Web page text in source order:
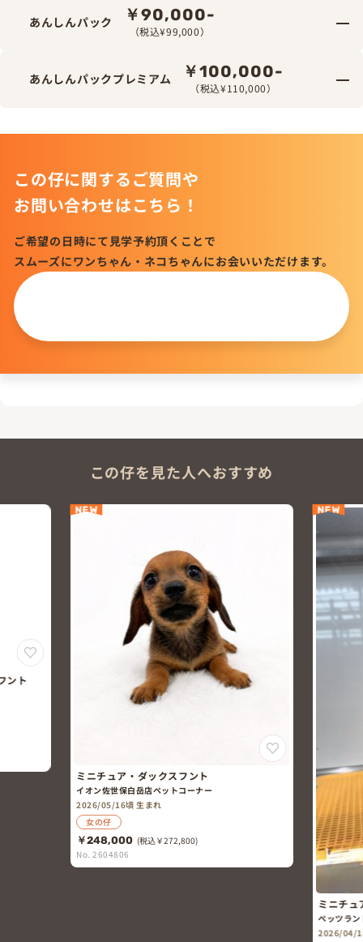
あんしんパック ￥90,000-
（税込¥99,000）
あんしんパックプレミアム ￥100,000-
（税込¥110,000）
この仔に関するご質問や
お問い合わせはこちら！
ご希望の日時にて見学予約頂くことで
スムーズにワンちゃん・ネコちゃんにお会いいただけます。
この仔を見た人へおすすめ
ント
NEW
ミニチュア・ダックスフント
イオン佐世保白岳店ペットコーナー
2026/05/16頃 生まれ
女の仔
￥248,000 (税込￥272,800)
No. 2604806
NEW
ミニチュ
ペッツラ
2026/04/